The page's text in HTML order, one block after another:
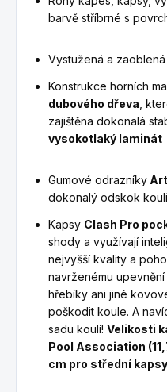
barvě stříbrné s
Vystužená a
Konstrukce horních
dubového dřeva ,
zajištěna dokonalá
vysokotlaký laminát
Gumové odrazníky
dokonalý odskok koulí
Kapsy Clash Pro
shody a využívají
nejvyšší kvality a
navrženému
hřebíky ani jiné
poškodit koule. A
sadu koulí! Velikosti
Pool Association
cm pro střední